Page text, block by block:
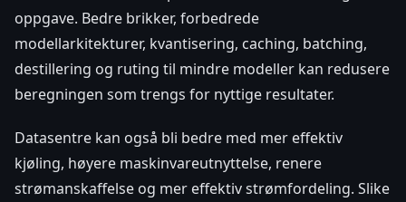
oppgave. Bedre brikker, forbedrede
modellarkitekturer, kvantisering, caching, batching,
destillering og ruting til mindre modeller kan redusere
beregningen som trengs for nyttige resultater.
Datasentre kan også bli bedre med mer effektiv
kjøling, høyere maskinvareutnyttelse, renere
strømanskaffelse og mer effektiv strømfordeling. Slike